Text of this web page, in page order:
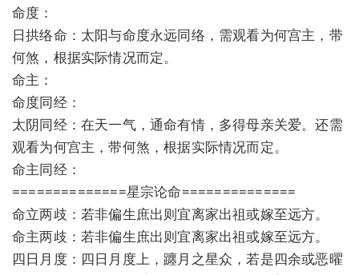
命度：
日拱络命：太阳与命度永远同络，需观看为何宫主，带
何煞，根据实际情况而定。
命主：
命度同经：
太阴同经：在天一气，通命有情，多得母亲关爱。还需
观看为何宫主，带何煞，根据实际情况而定。
命主同经：
==============星宗论命==============
命立两歧：若非偏生庶出则宜离家出祖或嫁至远方。
命主两歧：若非偏生庶出则宜离家出祖或嫁至远方。
四日月度：四日月度上，躔月之星众，若是四余或恶曜